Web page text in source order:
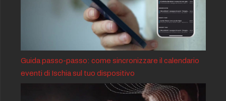
Guida passo-passo: come sincronizzare il calendario
eventi di Ischia sul tuo dispositivo